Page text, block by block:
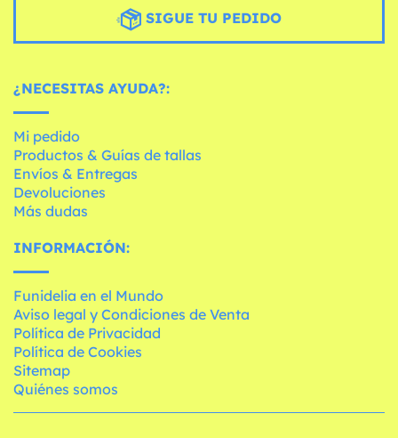
SIGUE TU PEDIDO
¿NECESITAS AYUDA?:
Mi pedido
Productos & Guías de tallas
Envíos & Entregas
Devoluciones
Más dudas
INFORMACIÓN:
Funidelia en el Mundo
Aviso legal y Condiciones de Venta
Política de Privacidad
Política de Cookies
Sitemap
Quiénes somos